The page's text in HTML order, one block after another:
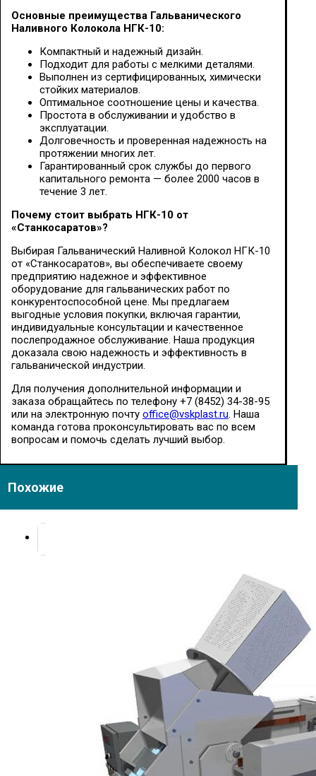
Основные преимущества Гальванического
Наливного Колокола НГК-10:
Компактный и надежный дизайн.
Подходит для работы с мелкими деталями.
Выполнен из сертифицированных, химически
стойких материалов.
Оптимальное соотношение цены и качества.
Простота в обслуживании и удобство в
эксплуатации.
Долговечность и проверенная надежность на
протяжении многих лет.
Гарантированный срок службы до первого
капитального ремонта — более 2000 часов в
течение 3 лет.
Почему стоит выбрать НГК-10 от
«Станкосаратов»?
Выбирая Гальванический Наливной Колокол НГК-10
от «Станкосаратов», вы обеспечиваете своему
предприятию надежное и эффективное
оборудование для гальванических работ по
конкурентоспособной цене. Мы предлагаем
выгодные условия покупки, включая гарантии,
индивидуальные консультации и качественное
послепродажное обслуживание. Наша продукция
доказала свою надежность и эффективность в
гальванической индустрии.
Для получения дополнительной информации и
заказа обращайтесь по телефону +7 (8452) 34-38-95
или на электронную почту office@vskplast.ru. Наша
команда готова проконсультировать вас по всем
вопросам и помочь сделать лучший выбор.
Похожие